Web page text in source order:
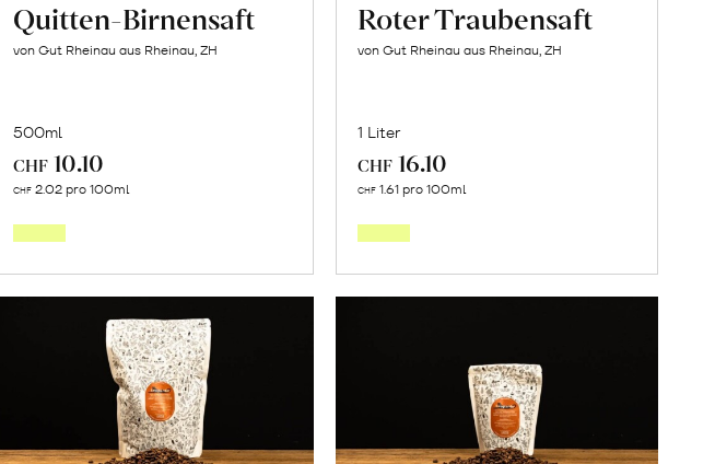
Quitten-Birnensaft
von Gut Rheinau aus Rheinau, ZH
500ml
CHF 10.10
CHF 2.02 pro 100ml
Roter Traubensaft
von Gut Rheinau aus Rheinau, ZH
1 Liter
CHF 16.10
CHF 1.61 pro 100ml